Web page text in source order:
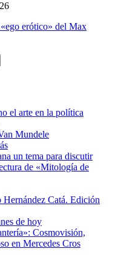
erótico» del Max
el arte en la política
Mundele
un tema para discutir
de «Mitología de
Catá. Edición
de hoy
Cosmovisión,
en Mercedes Cros